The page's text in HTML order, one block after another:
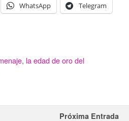
WhatsApp Telegram
, la edad de oro del
Próxima Entrada